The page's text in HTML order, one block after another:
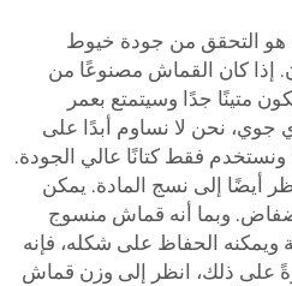
هو التحقق من جودة خيوط
إذا كان القماش مصنوعًا من
متينًا جدًا وسيتمتع بعمر
نحن لا نساوم أبدًا على
ونستخدم فقط كتانًا عالي الجودة.
أيضًا إلى نسج المادة. يمكن
وبما أنه قماش منسوج
الحفاظ على شكله، فإنه
على ذلك، انظر إلى وزن قماش